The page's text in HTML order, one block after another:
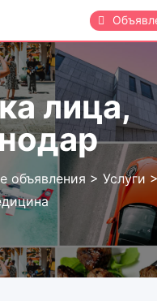
лица,
объявления > Услуги >